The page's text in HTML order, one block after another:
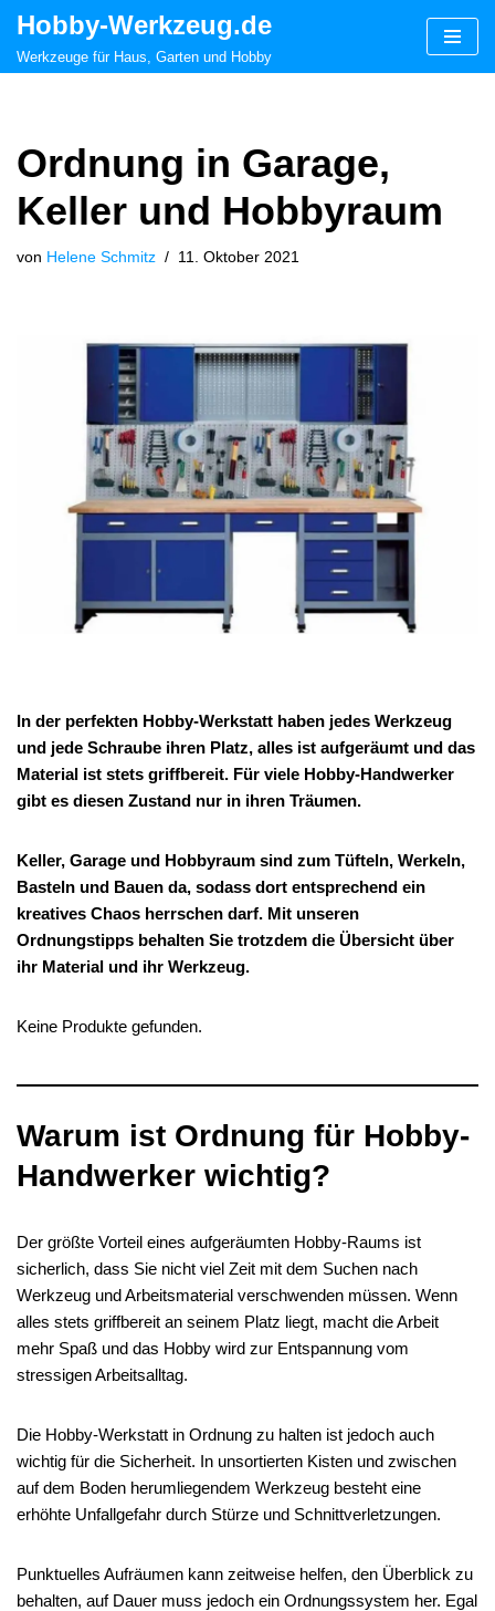
Zum
Hobby-Werkzeug.de
Werkzeuge für Haus, Garten und Hobby
Ordnung in Garage,
Keller und Hobbyraum
von Helene Schmitz 11. Oktober 2021
In der perfekten Hobby-Werkstatt haben jedes Werkzeug
und jede Schraube ihren Platz, alles ist aufgeräumt und das
Material ist stets griffbereit. Für viele Hobby-Handwerker
gibt es diesen Zustand nur in ihren Träumen.
Keller, Garage und Hobbyraum sind zum Tüfteln, Werkeln,
Basteln und Bauen da, sodass dort entsprechend ein
kreatives Chaos herrschen darf. Mit unseren
Ordnungstipps behalten Sie trotzdem die Übersicht über
ihr Material und ihr Werkzeug.
Keine Produkte gefunden.
Warum ist Ordnung für Hobby-
Handwerker wichtig?
Der größte Vorteil eines aufgeräumten Hobby-Raums ist
sicherlich, dass Sie nicht viel Zeit mit dem Suchen nach
Werkzeug und Arbeitsmaterial verschwenden müssen. Wenn
alles stets griffbereit an seinem Platz liegt, macht die Arbeit
mehr Spaß und das Hobby wird zur Entspannung vom
stressigen Arbeitsalltag.
Die Hobby-Werkstatt in Ordnung zu halten ist jedoch auch
wichtig für die Sicherheit. In unsortierten Kisten und zwischen
auf dem Boden herumliegendem Werkzeug besteht eine
erhöhte Unfallgefahr durch Stürze und Schnittverletzungen.
Punktuelles Aufräumen kann zeitweise helfen, den Überblick zu
behalten, auf Dauer muss jedoch ein Ordnungssystem her. Egal